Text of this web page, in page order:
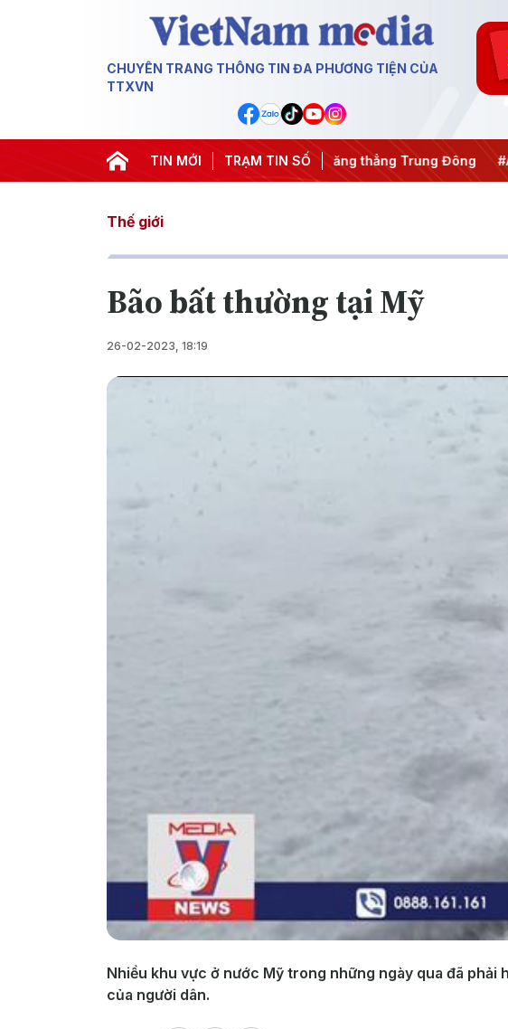
CHUYÊN TRANG THÔNG TIN ĐA PHƯƠNG TIỆN CỦA
TTXVN
TIN MỚI TRẠM TIN SỐ
#Chống khai thác IUU #Căng thẳng Trung Đông #An ninh năng
Thế giới
Bão bất thường tại Mỹ
26-02-2023, 18:19
Nhiều khu vực ở nước Mỹ trong những ngày qua đã
của người dân.